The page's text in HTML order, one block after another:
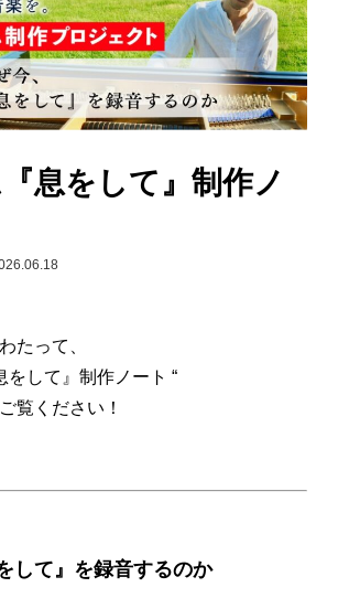
ン・ショップ
ト
ル
息をして』制作ノ
たって、
をして』制作ノート “
覧ください！
して』を録音するのか